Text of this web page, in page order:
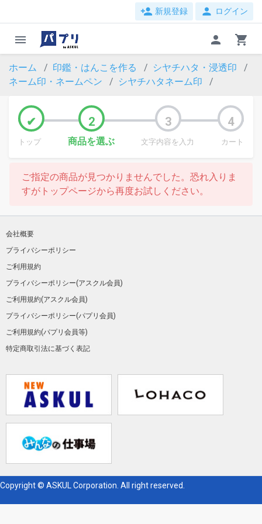
person_add 新規登録 person ログイン
menu person shopping_cart
ホーム 印鑑・はんこを作る
シヤチハタ・浸透印
ネーム印・ネームペン
シヤチハタネーム印
トップ 商品を選ぶ 文字内容を入力 カート
ご指定の商品が見つかりませんでした。恐れ入りま
すがトップページから再度お試しください。
会社概要
プライバシーポリシー
ご利用規約
プライバシーポリシー(アスクル会員)
ご利用規約(アスクル会員)
プライバシーポリシー(パプリ会員)
ご利用規約(パプリ会員等)
特定商取引法に基づく表記
Copyright © ASKUL Corporation. All right reserved.